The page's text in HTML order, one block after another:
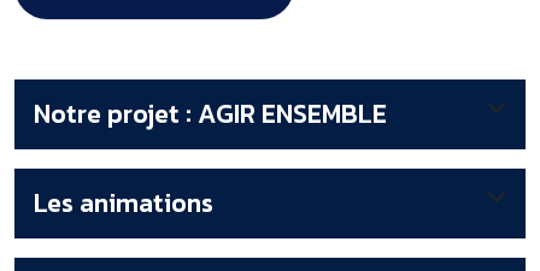
Notre projet : AGIR ENSEMBLE
Les animations